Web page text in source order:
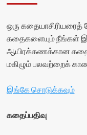
ஒரு கதையாசிரியரைத்
கதைகளையும் நீங்கள்
ஆயிரக்கணக்கான
மகிழும் பலவற்றைக்
இங்கே சொடுக்கவும்
கதைப்பதிவு